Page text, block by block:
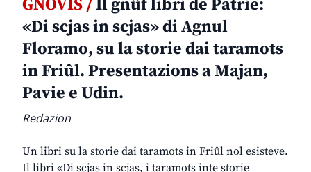
GNOVIS /Il gnûf libri de Patrie:
«Di scjas in scjas» di Agnul
Floramo, su la storie dai taramots
in Friûl. Presentazions a Majan,
Pavie e Udin.
Redazion
Un libri su la storie dai taramots in Friûl nol esisteve.
Il libri «Di scjas in scjas, i taramots inte storie